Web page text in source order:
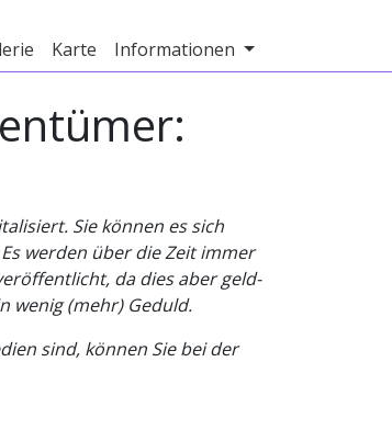
Karte Informationen
Sie können es sich
werden über die Zeit immer
da dies aber geld-
wenig (mehr) Geduld.
sind, können Sie bei der